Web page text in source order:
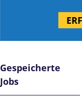
Gespeicherte
Jobs